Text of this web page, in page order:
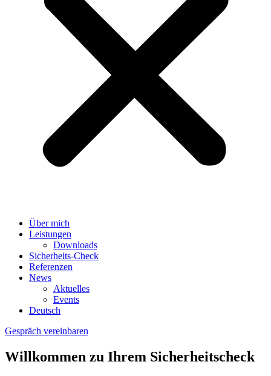
Über mich
Leistungen
Downloads
Sicherheits-Check
Referenzen
News
Aktuelles
Events
Deutsch
Gespräch vereinbaren
Willkommen zu Ihrem Sicherheitscheck